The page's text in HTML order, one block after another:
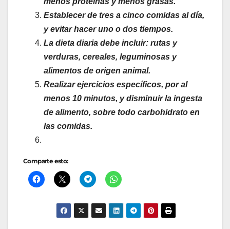
Establecer de tres a cinco comidas al día,
y evitar hacer uno o dos tiempos.
La dieta diaria debe incluir: rutas y
verduras, cereales, leguminosas y
alimentos de origen animal.
Realizar ejercicios específicos, por al
menos 10 minutos, y disminuir la ingesta
de alimento, sobre todo carbohidrato en
las comidas.
Comparte esto: